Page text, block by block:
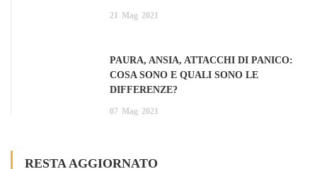
21 Mag 2021
PAURA, ANSIA, ATTACCHI DI PANICO:
COSA SONO E QUALI SONO LE
DIFFERENZE?
07 Mag 2021
RESTA AGGIORNATO